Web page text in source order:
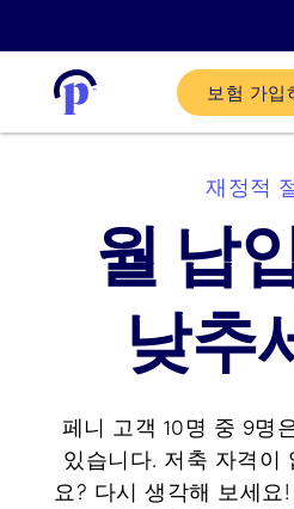
보험 가입
재정적
월 납
낮추
페니 고객 10명 중 9명
있습니다. 저축 자격이
요? 다시 생각해 보세요